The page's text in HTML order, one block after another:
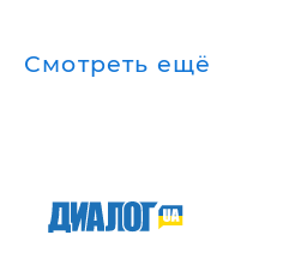
Смотреть ещё